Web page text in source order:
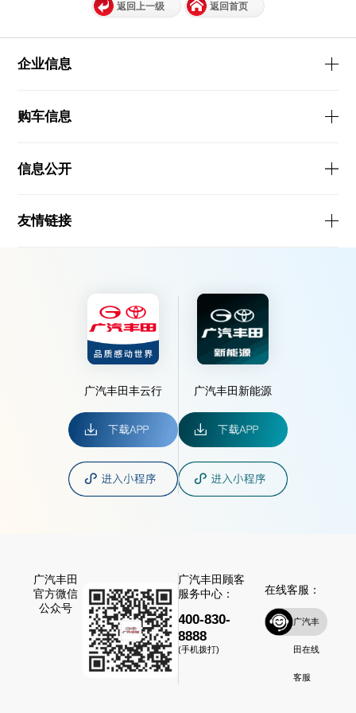
返回上一级 返回首页
企业信息
购车信息
信息公开
友情链接
广汽丰田丰云行 广汽丰田新能源
广汽丰田
官方微信
公众号
广汽丰田顾客
服务中心：
400-830-
8888
(手机拨打)
在线客服：
广汽丰
田在线
客服